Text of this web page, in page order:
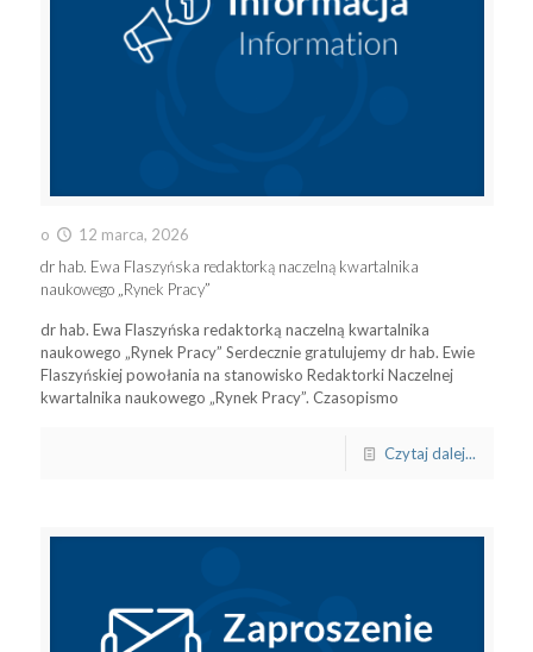
o
12 marca, 2026
dr hab. Ewa Flaszyńska redaktorką naczelną kwartalnika
naukowego „Rynek Pracy”
dr hab. Ewa Flaszyńska redaktorką naczelną kwartalnika
naukowego „Rynek Pracy” Serdecznie gratulujemy dr hab. Ewie
Flaszyńskiej powołania na stanowisko Redaktorki Naczelnej
kwartalnika naukowego „Rynek Pracy”. Czasopismo
Czytaj dalej...